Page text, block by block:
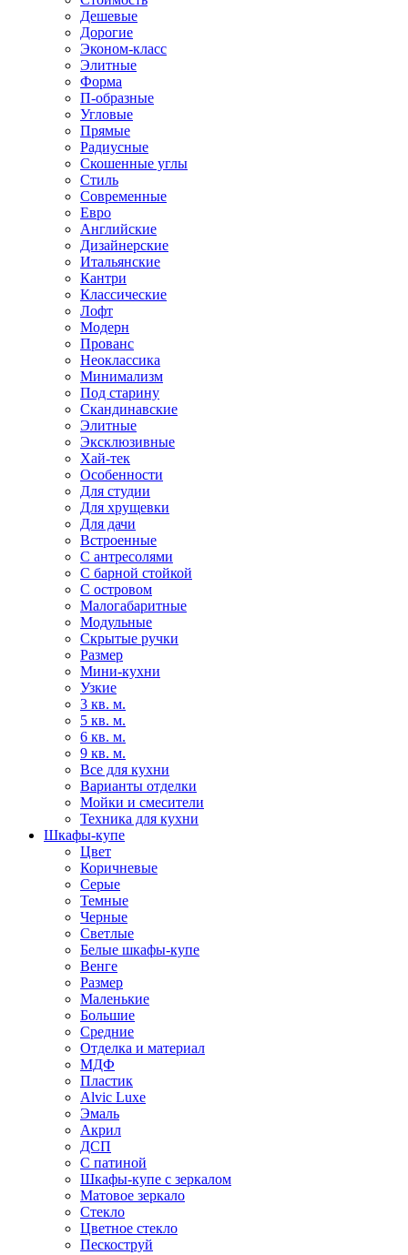
Дешевые
Дорогие
Эконом-класс
Элитные
Форма
П-образные
Угловые
Прямые
Радиусные
Скошенные углы
Стиль
Современные
Евро
Английские
Дизайнерские
Итальянские
Кантри
Классические
Лофт
Модерн
Прованс
Неоклассика
Минимализм
Под старину
Скандинавские
Элитные
Эксклюзивные
Хай-тек
Особенности
Для студии
Для хрущевки
Для дачи
Встроенные
С антресолями
С барной стойкой
С островом
Малогабаритные
Модульные
Скрытые ручки
Размер
Мини-кухни
Узкие
3 кв. м.
5 кв. м.
6 кв. м.
9 кв. м.
Все для кухни
Варианты отделки
Мойки и смесители
Техника для кухни
Шкафы-купе
Цвет
Коричневые
Серые
Темные
Черные
Светлые
Белые шкафы-купе
Венге
Размер
Маленькие
Большие
Средние
Отделка и материал
МДФ
Пластик
Alvic Luxe
Эмаль
Акрил
ДСП
С патиной
Шкафы-купе с зеркалом
Матовое зеркало
Стекло
Цветное стекло
Пескоструй